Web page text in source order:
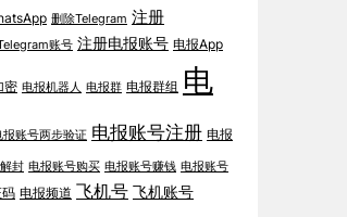
删除Telegram 注册
账号 注册电报账号 电报App
密 电报机器人 电报群 电报群组 电
报账号两步验证 电报账号注册 电报
封 电报账号购买 电报账号赚钱 电报账号
电报频道 飞机号 飞机账号